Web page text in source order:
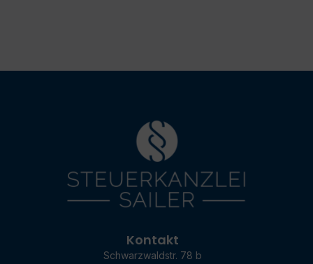
Kontakt
Schwarzwaldstr. 78 b